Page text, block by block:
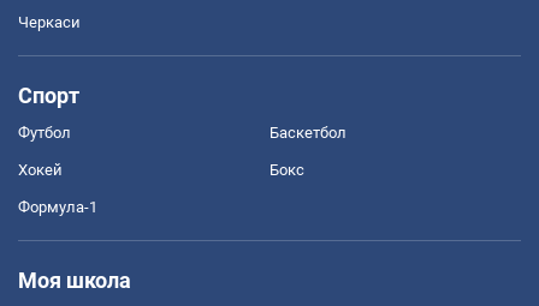
Черкаси
Спорт
Футбол Баскетбол
Хокей Бокс
Формула-1
Моя школа